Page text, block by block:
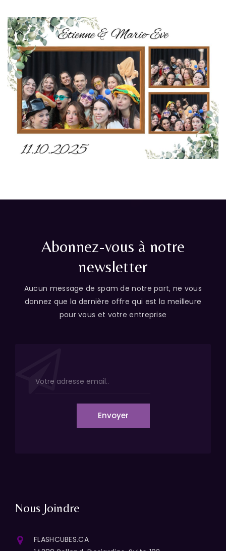
Abonnez-vous à notre
newsletter
Aucun message de spam de notre part, ne vous
donnez que la dernière offre qui est la meilleure
pour vous et votre entreprise
Envoyer
Nous Joindre
FLASHCUBES.CA